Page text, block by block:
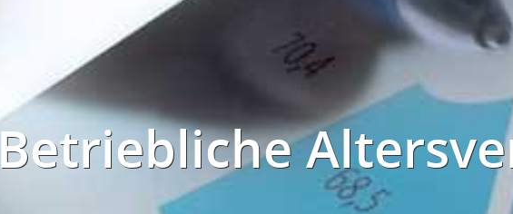
Betriebliche